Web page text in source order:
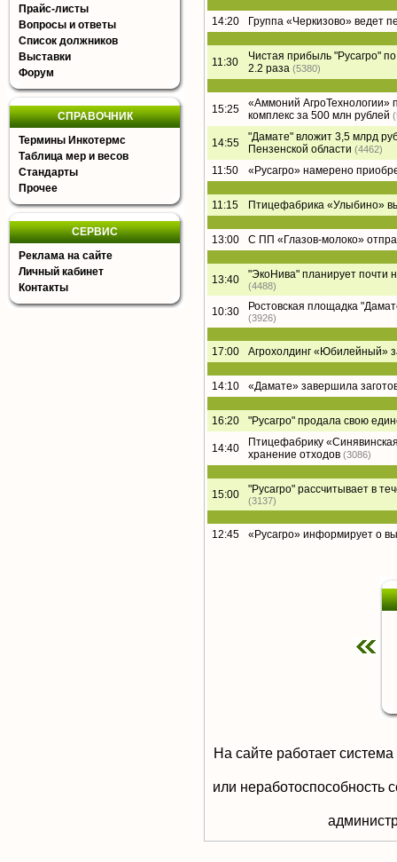
Прайс-листы
Вопросы и ответы
Список должников
Выставки
Форум
СПРАВОЧНИК
Термины Инкотермс
Таблица мер и весов
Стандарты
Прочее
СЕРВИС
Реклама на сайте
Личный кабинет
Контакты
14:20 Группа «Черкизово» ведет
11:30
Чистая прибыль "Русагро"
2.2 раза (5380)
15:25
«Аммоний АгроТехнологии»
комплекс за 500 млн рублей
14:55
"Дамате" вложит 3,5 млрд
Пензенской области (4462)
11:50 «Русагро» намерено
11:15 Птицефабрика «Улыбино»
13:00 С ПП «Глазов-молоко»
13:40 "ЭкоНива" планирует почти
(4488)
10:30 Ростовская площадка
(3926)
17:00 Агрохолдинг «Юбилейный»
14:10 «Дамате» завершила
16:20 "Русагро" продала свою
14:40
Птицефабрику
хранение отходов (3086)
15:00 "Русагро" рассчитывает в
(3137)
12:45 «Русагро» информирует о
На сайте работает
или неработоспособность